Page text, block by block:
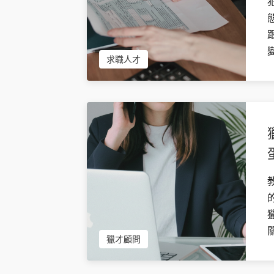
求職人才
獵才顧問